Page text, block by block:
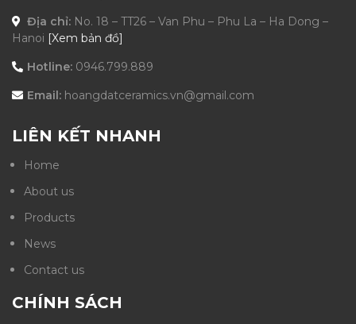
Địa chỉ: No. 18 – TT26 – Van Phu – Phu La – Ha Dong –
Hanoi [Xem bản đồ]
Hotline: 0946.799.889
Email: hoangdatceramics.vn@gmail.com
LIÊN KẾT NHANH
Home
About us
Products
News
Contact us
CHÍNH SÁCH